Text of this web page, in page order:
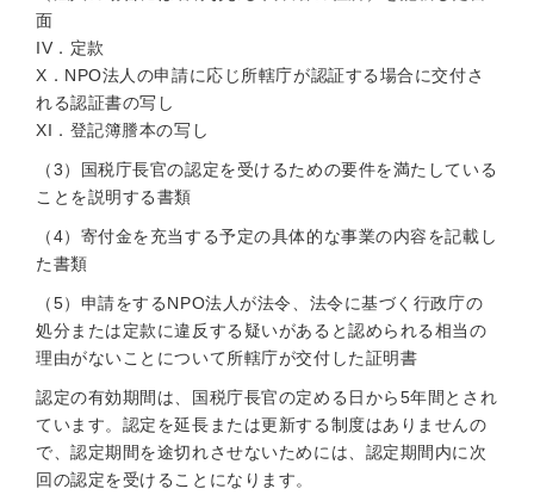
面
IV．定款
X．NPO法人の申請に応じ所轄庁が認証する場合に交付さ
れる認証書の写し
XI．登記簿謄本の写し
（3）国税庁長官の認定を受けるための要件を満たしている
ことを説明する書類
（4）寄付金を充当する予定の具体的な事業の内容を記載し
た書類
（5）申請をするNPO法人が法令、法令に基づく行政庁の
処分または定款に違反する疑いがあると認められる相当の
理由がないことについて所轄庁が交付した証明書
認定の有効期間は、国税庁長官の定める日から5年間とされ
ています。認定を延長または更新する制度はありませんの
で、認定期間を途切れさせないためには、認定期間内に次
回の認定を受けることになります。